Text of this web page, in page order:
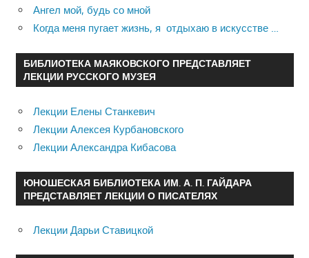
Ангел мой, будь со мной
Когда меня пугает жизнь, я отдыхаю в искусстве …
БИБЛИОТЕКА МАЯКОВСКОГО ПРЕДСТАВЛЯЕТ
ЛЕКЦИИ РУССКОГО МУЗЕЯ
Лекции Елены Станкевич
Лекции Алексея Курбановского
Лекции Александра Кибасова
ЮНОШЕСКАЯ БИБЛИОТЕКА ИМ. А. П. ГАЙДАРА
ПРЕДСТАВЛЯЕТ ЛЕКЦИИ О ПИСАТЕЛЯХ
Лекции Дарьи Ставицкой